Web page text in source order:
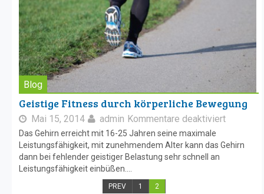
Blog
Geistige Fitness durch körperliche Bewegung
Mai 15, 2014 admin Kommentare deaktiviert
Das Gehirn erreicht mit 16-25 Jahren seine maximale
Leistungsfähigkeit, mit zunehmendem Alter kann das Gehirn
dann bei fehlender geistiger Belastung sehr schnell an
Leistungsfähigkeit einbüßen....
PREV 1 2